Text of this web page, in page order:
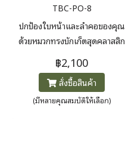
TBC-PO-8
ปกป้องใบหน้าและลำคอของคุณ
ด้วยหมวกทรงบักเก็ตสุดคลาสสิก
หนึ่งของกลุ่มผลิตภัณฑ์ Vardag
ผลิตจากวัสดุ G-1000 Lite มา
พร้อมเชือกผูกแบบถอดได้พร้อมตัว
฿2,100
สั่งซื้อสินค้า
(มีหลายคุณสมบัติให้เลือก)